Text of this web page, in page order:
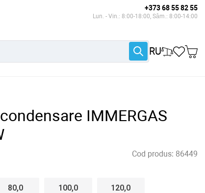
+373 68 55 82 55
Lun. - Vin.: 8:00-18:00, Sâm.: 8:00-14:00
RU
IMMERGAS
Cod produs: 86449
80,0 100,0 120,0